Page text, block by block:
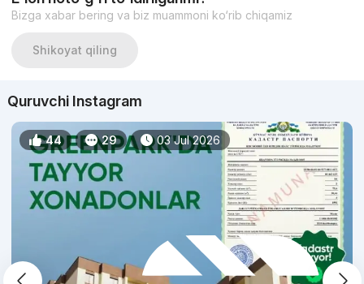
shinamlikka to‘la bo‘ladigan makonga ega bo‘lish
imkoniyatingizdir.
Infratuzilma: tabiat qulaylik bilan uchrashadigan
aylantiradigan eksklyuziv infratuzilmadan foydalanish
imkoniyatiga ega bo‘lasiz:
Transport qulayligi: Majmuaning qulay joylashuvi shaharning
asosiy transport yo‘llariga bir zumda chiqish imkonini beradi, bu
esa sizga Toshkent bo‘ylab tez va qulay harakatlanish imkonini
Ta’lim klasteri: Farzandlaringiz eng yaxshi ta’lim muassasalari
qurshovida bo‘lib, ularga yorqin kelajakni ta’minlaydi.
Tibbiy qulaylik: Zamonaviy klinikalar va salomatlik markazlari
Bizga xabar bering va biz muammoni ko‘rib chiqamiz
Shikoyat qiling
Quruvchi Instagram
44 29 03 Jul 2026